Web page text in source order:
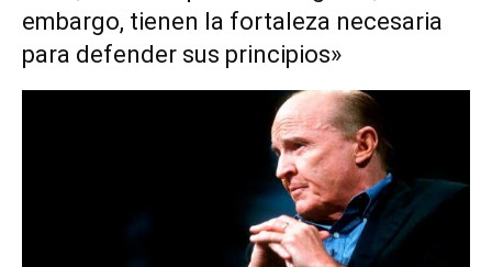
embargo, tienen la fortaleza necesaria
para defender sus principios»